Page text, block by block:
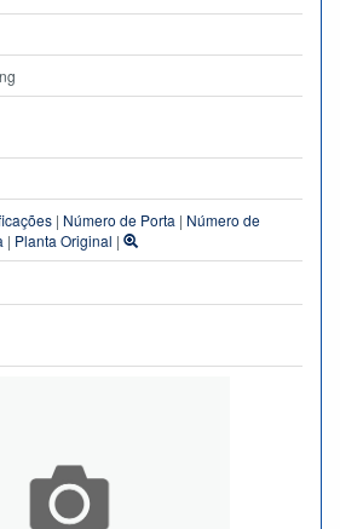
| Número de Porta | Número de
| Planta Original |